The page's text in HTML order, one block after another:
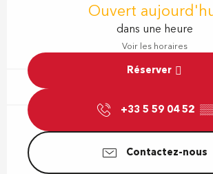
Ouvert
dans une heure
Voir les horaires
Réserver
+33 5 59 04 52 ▒▒
Contactez-nous